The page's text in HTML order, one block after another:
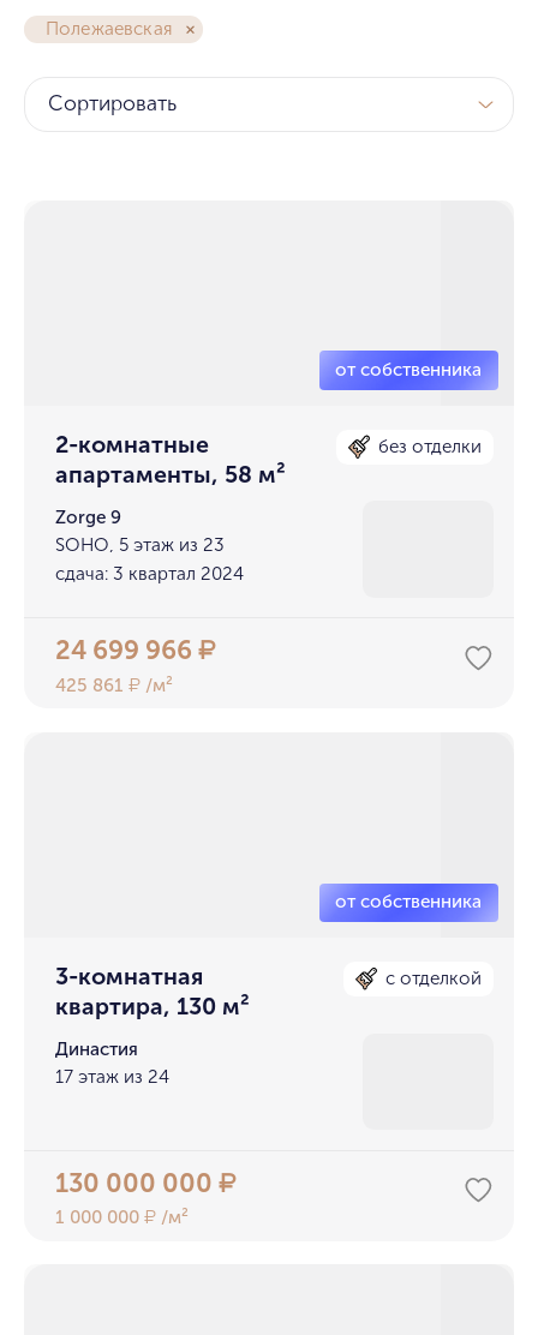
Полежаевская
Сортировать
2-комнатные
апартаменты, 58 м²
без отделки
Zorge 9
SOHO, 5 этаж из 23
сдача: 3 квартал 2024
24 699 966₽
425 861₽ /м²
3-комнатная
квартира, 130 м²
с отделкой
Династия
17 этаж из 24
130 000 000₽
1 000 000₽ /м²